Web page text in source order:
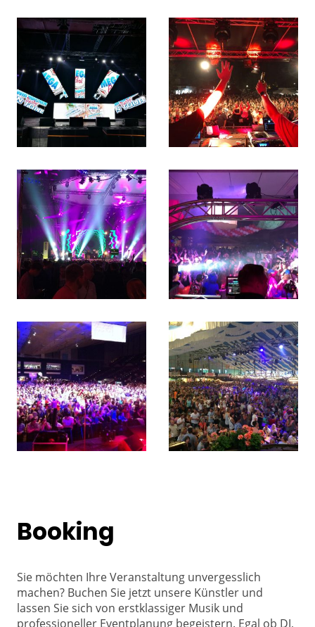
Booking
Sie möchten Ihre Veranstaltung unvergesslich
machen? Buchen Sie jetzt unsere Künstler und
lassen Sie sich von erstklassiger Musik und
professioneller Eventplanung begeistern. Egal ob DJ,